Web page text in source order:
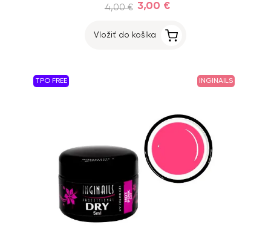
4,00 € 3,00 €
Vložiť do košíka
TPO FREE INGINAILS